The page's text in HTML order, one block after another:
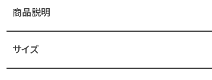
商品説明
サイズ